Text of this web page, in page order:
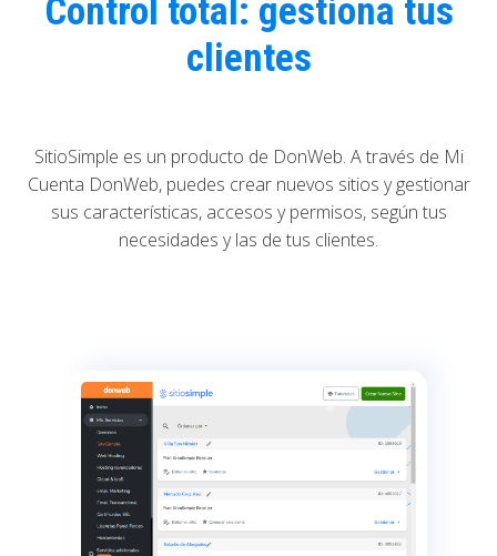
Control total: gestiona tus
clientes
SitioSimple es un producto de DonWeb. A través de Mi
Cuenta DonWeb, puedes crear nuevos sitios y gestionar
sus características, accesos y permisos, según tus
necesidades y las de tus clientes.